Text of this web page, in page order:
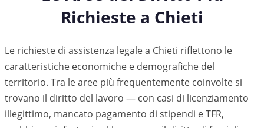
Richieste a Chieti
Le richieste di assistenza legale a Chieti riflettono le
caratteristiche economiche e demografiche del
territorio. Tra le aree più frequentemente coinvolte si
trovano il diritto del lavoro — con casi di licenziamento
illegittimo, mancato pagamento di stipendi e TFR,